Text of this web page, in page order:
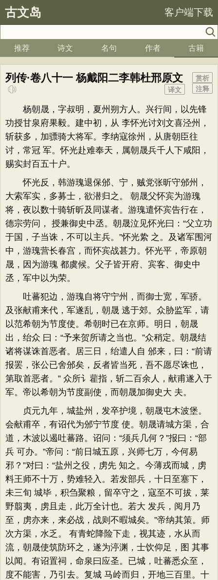
古文岛 客户端下载
推荐 诗文 名句 作者 古籍
列传·卷八十一 杨戴阳二李韩杜邢原文
赏析
注释
译文
杨朝晟，字叔明，夏州朔方人。兴行间，以先锋
功授甘泉府果毅。建中初，从 李怀光讨刘文喜泾州，
斩获多，加骠骑大将军。李纳寇徐州，从唐朝臣往
讨，常冠 军。怀光赴难奉天，属朝晟兵千人下咸阳，
赐实封百五十户。
怀光反，韩游瑰退保邠、宁，贼党张昕守邠州，
大索军实，多募士，欲潜归之。 朝晟父怀宾为游瑰
将，夜以数十骑斩昕及同谋者。游瑰遣怀宾告行在，
德宗劳问， 授兼御史中丞。朝晟泣见怀光曰：“父立功
于国，子当诛，不可以主兵。”怀光絷 之。及诸军围河
中，游瑰营长春宫，而怀宾战甚力。怀光平，帝原朝
晟，因为游瑰 都虞候。父子皆开府、宾客、御史中
丞，军中以为荣。
吐蕃犯边，游瑰自将守宁州，而御士宽，军骄。
及张献甫来代，军遂乱，朝晟 逃于郊。众胁监军，请
以范希朝为节度使。希朝时已在京师。明日，朝晟
出，绐众 曰：“予来贺所请之当也。”众稍定。朝晟结
诸将谋诛首恶者。居三日，绐遣人自 邠来，曰：“前请
报罢，张公已舍邠矣，反者皆当死，吾不愿尽诛也，
第取首恶者。” 众所讠雚指，斩二百余人，献甫遂入于
军。帝以希朝为节度副使，而朝晟加御史大 夫。
贞元九年，城盐州，发卒护境，朝晟屯木波堡。
会献甫卒，有诏代为邠宁节度 使。朝晟请城方渠，合
道，木波以遏吐蕃路。诏问：“须兵几何？”报曰：“部
兵 可办。”帝问：“前日城五原，兴师七万，今何易
邪？”对曰：“盐州之役，虏先 知之。今薄戎而城，虏
料王师不十万，势难轻入。若发部兵，十日至塞下，
未三旬 城毕，积刍聚粮，留卒守之，寇至不可拔，莱
野翦夷，虏且走，此万全计也。若大 发兵，阅月乃
至，虏亦来，来必战，战则不暇城矣。”帝纳其策。师
次方渠，水乏。 有青蛇降险下走，视其迹，水从而
流，朝晟使筑防环之，遂为渟渊，士饮仰足，图 其事
以闻。有诏置祠，命泉曰应圣。已城，吐蕃悉众至，
度不能害，乃引去。复城 马岭而归，开地三百里。十